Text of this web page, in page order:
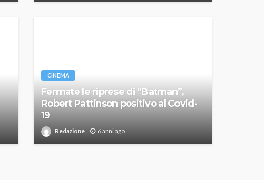
CINEMA
Fermate le riprese di “Batman”,
Robert Pattinson positivo al Covid-
19
Redazione 6 anni ago